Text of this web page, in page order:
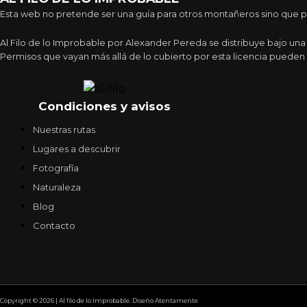
Esta web no pretende ser una guía para otros montañeros sino que
Al Filo de lo Improbable por Alexander Pereda se distribuye bajo
Permisos que vayan más allá de lo cubierto por esta licencia
Condiciones y avisos
Nuestras rutas
Lugares a descubrir
Fotografía
Naturaleza
Blog
Contacto
Copyright © 2026 | Al filo de lo Improbable. Diseño Atentamente